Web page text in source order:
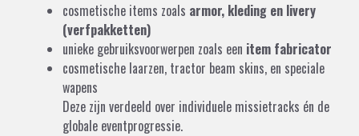
cosmetische items zoals armor, kleding en livery
(verfpakketten)
unieke gebruiksvoorwerpen zoals een item fabricator
cosmetische laarzen, tractor beam skins, en speciale
wapens
Deze zijn verdeeld over individuele missietracks én de
globale eventprogressie.